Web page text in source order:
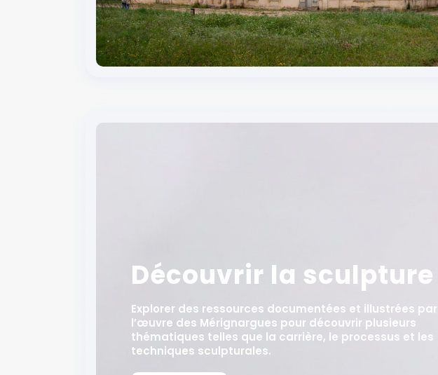
Découvrir la sculpture
Explorer des ressources documentées et illustrées par
l’œuvre des Mérignargues pour découvrir plusieurs
thématiques telles que la carrière, le processus et les
techniques sculpturales.